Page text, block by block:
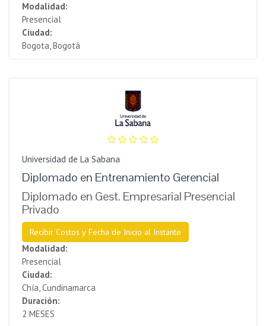
Modalidad:
Presencial
Ciudad:
Bogota, Bogotá
Universidad de La Sabana
Diplomado en Entrenamiento Gerencial
Diplomado en Gest. Empresarial Presencial
Privado
Recibir Costos y Fecha de Inicio al Instante
Modalidad:
Presencial
Ciudad:
Chía, Cundinamarca
Duración:
2 MESES